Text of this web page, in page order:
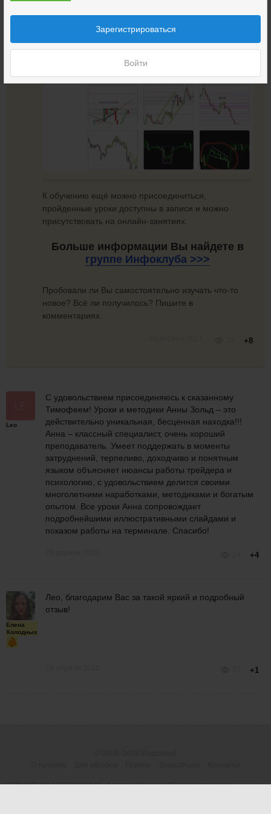
Зарегистрироваться
Войти
К обучению ещё можно присоединиться,
пройденные уроки доступны в записи и можно
присутствовать на онлайн-занятиях.
Больше информации Вы найдете в
группе Инфоклуба >>>
Пробовали ли Вы самостоятельно изучать что-то
новое? Всё ли получилось? Пишите в
комментариях.
+8
Leo
С удовольствием присоединяюсь к сказанному
Тимофеем! Уроки и методики Анны Зольд – это
действительно уникальная, бесценная находка!!!
Анна – классный специалист, очень хороший
преподаватель. Умеет поддержать в моменты
затруднений, терпеливо, доходчиво и понятным
языком объясняет нюансы работы трейдера и
психологию, с удовольствием делится своими
многолетними наработками, методиками и богатым
опытом. Все уроки Анна сопровождает
подробнейшими иллюстративными слайдами и
показом работы на терминале. Спасибо!
+4
Елена
Холодных
Лео, благодарим Вас за такой яркий и подробный
отзыв!
+1
ОГРНИП 316183200118945 Договор-оферта|Пользовательское